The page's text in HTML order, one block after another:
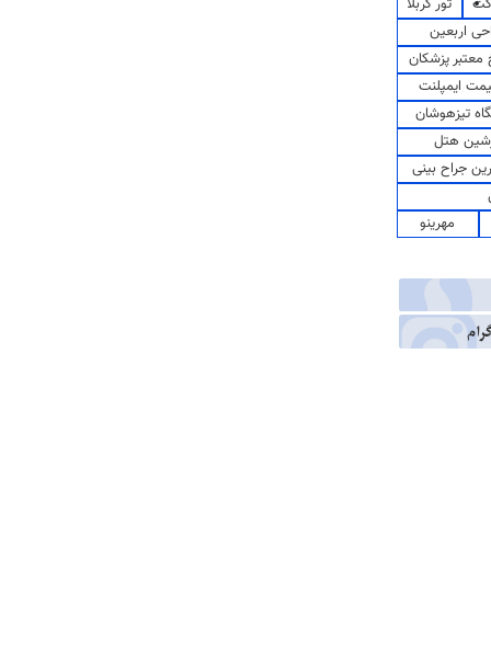
اربعین
پزشکان
ایمپلنت
تیزهوشان
هتل
جراح بینی
مهرینو